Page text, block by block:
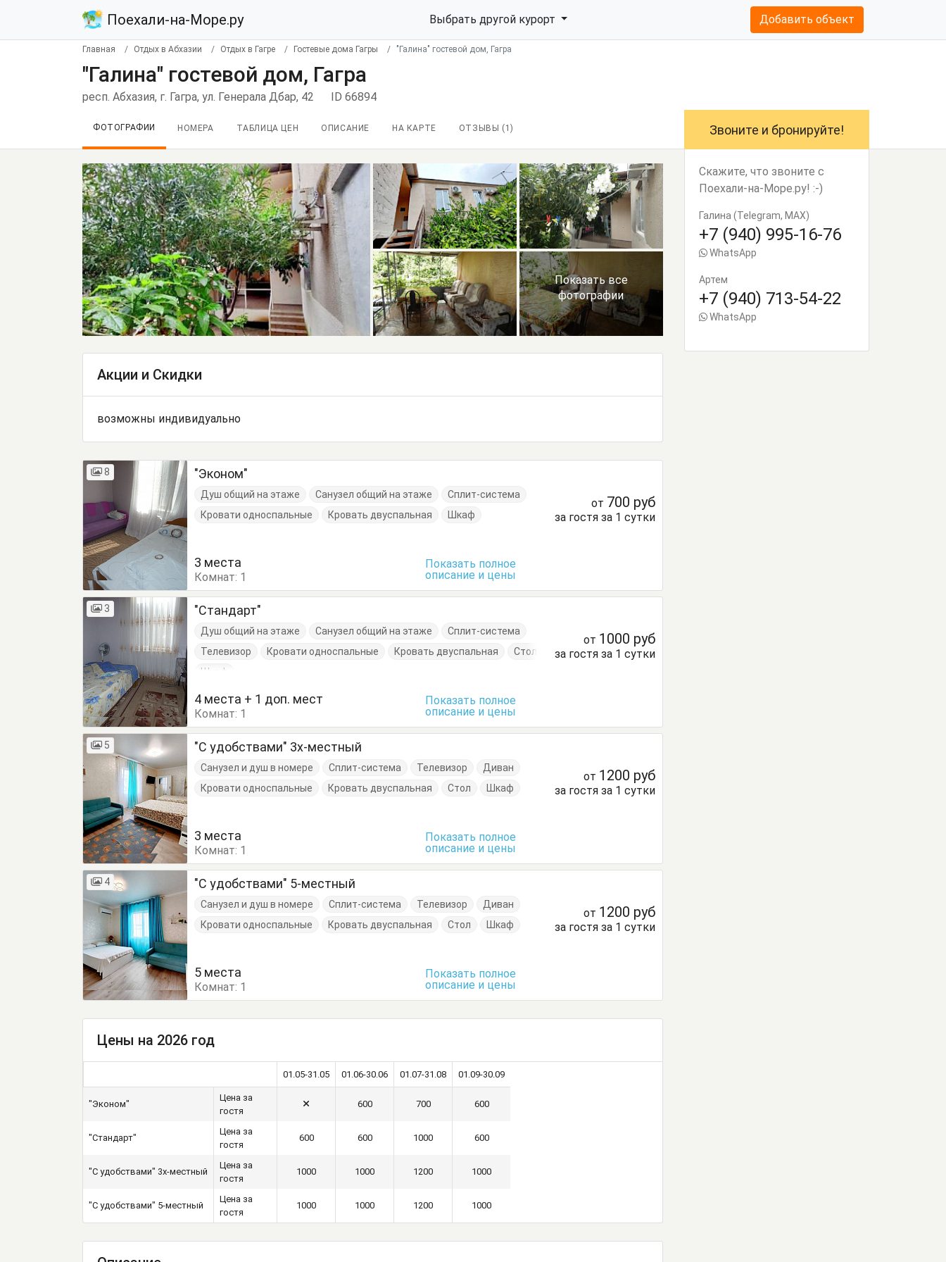
Поехали-на-Море.ру Выбрать другой курорт Добавить объект
Главная Отдых в Абхазии Отдых в Гагре Гостевые дома Гагры "Галина" гостевой дом, Гагра
"Галина" гостевой дом, Гагра
респ. Абхазия, г. Гагра, ул. Генерала Дбар, 42 ID 66894
ФОТОГРАФИИ НОМЕРА ТАБЛИЦА ЦЕН ОПИСАНИЕ НА КАРТЕ ОТЗЫВЫ ( 1)
Показать все
фотографии
Акции и Скидки
возможны индивидуально
8 "Эконом"
Душ общий на этаже Санузел общий на этаже
Сплит-система
Кровати односпальные
Кровать двуспальная Шкаф
от 700 руб
за гостя за 1 сутки
3 места
Комнат: 1
Показать полное
описание и цены
3 "Стандарт"
Душ общий на этаже Санузел общий на этаже
Сплит-система
Телевизор
Кровати односпальные Кровать двуспальная
Стол
Шкаф
от 1000 руб
за гостя за 1 сутки
4 места + 1 доп. мест
Комнат: 1
Показать полное
описание и цены
5 "С удобствами" 3х-местный
Санузел и душ в номере Сплит-система Телевизор
Диван
Кровати односпальные
Кровать двуспальная Стол Шкаф
от 1200 руб
за гостя за 1 сутки
3 места
Комнат: 1
Показать полное
описание и цены
4 "С удобствами" 5-местный
Санузел и душ в номере Сплит-система Телевизор
Диван
Кровати односпальные
Кровать двуспальная Стол Шкаф
от 1200 руб
за гостя за 1 сутки
5 места
Комнат: 1
Показать полное
описание и цены
Цены на 2026 год
01.05-31.05 01.06-30.06 01.07-31.08 01.09-30.09
"Эконом"
Цена за
гостя
600 700 600
"Стандарт"
Цена за
гостя
600 600 1000 600
"С удобствами" 3х-местный
Цена за
гостя
1000 1000 1200 1000
"С удобствами" 5-местный
Цена за
гостя
1000 1000 1200 1000
Звоните и бронируйте!
Скажите, что звоните с
Поехали-на-Море.ру! :-)
Галина (Telegram, MAX)
+7 (940) 995-16-76
WhatsApp
Артем
+7 (940) 713-54-22
WhatsApp